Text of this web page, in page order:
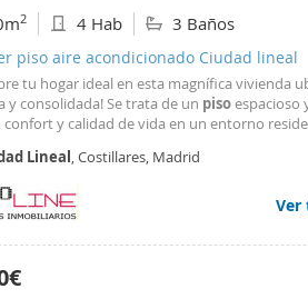
que les haya proporcionado o
2 4 Hab 3 Baños
piso aire acondicionado Ciudad lineal
tu hogar ideal en esta magnífica vivienda
y consolidada! Se trata de un pisoespacioso
confort y calidad de vida en un entorno
espacios y excelente distribución
Lineal, Costillares, Madrid
Ver